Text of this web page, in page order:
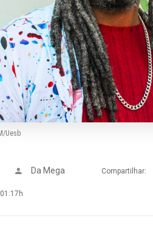
Uesb
Da Mega Compartilhar: